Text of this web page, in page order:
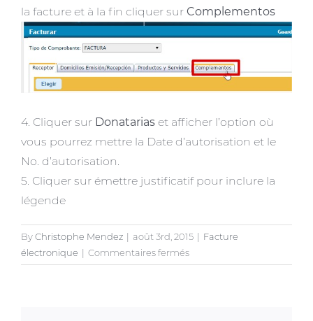
la facture et à la fin cliquer sur Complementos
4. Cliquer sur Donatarias et afficher l’option où
vous pourrez mettre la Date d’autorisation et le
No. d’autorisation.
5. Cliquer sur émettre justificatif pour inclure la
légende
ByChristophe Mendez | août 3rd, 2015 | Facture
électronique | Commentaires ferméssur
Emettre